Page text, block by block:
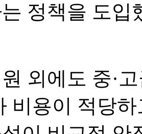
정책을 도입
외에도 중·
비용이 적당